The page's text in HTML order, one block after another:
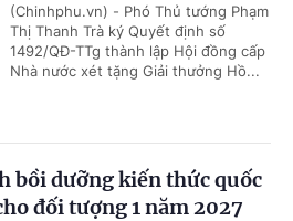
(Chinhphu.vn) - Phó Thủ tướng Phạm
Thị Thanh Trà ký Quyết định số
1492/QĐ-TTg thành lập Hội đồng cấp
Nhà nước xét tặng Giải thưởng Hồ...
bồi dưỡng kiến thức quốc
đối tượng 1 năm 2027